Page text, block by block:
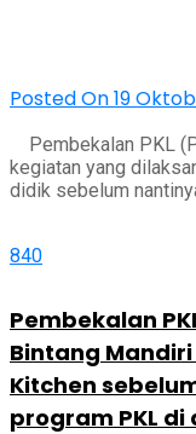
Posted On 19
Pembekalan PKL
kegiatan yang
didik sebelum
840
Pembekalan
Bintang
Kitchen
program PKL di